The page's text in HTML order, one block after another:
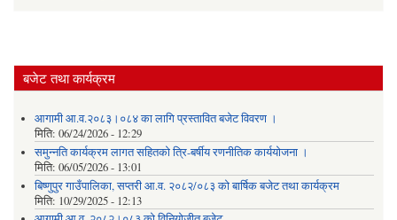
बजेट तथा कार्यक्रम
आगामी आ.व.२०८३।०८४ का लागि प्रस्तावित बजेट विवरण ।
मिति: 06/24/2026 - 12:29
समुन्नति कार्यक्रम लागत सहितको त्रि-बर्षीय रणनीतिक कार्ययोजना ।
मिति: 06/05/2026 - 13:01
बिष्णुपुर गाउँपालिका, सप्तरी आ.व. २०८२/०८३ को बार्षिक बजेट तथा कार्यक्रम
मिति: 10/29/2025 - 12:13